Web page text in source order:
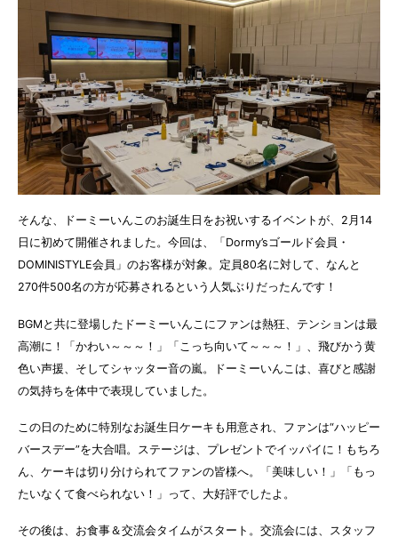
そんな、ドーミーいんこのお誕生日をお祝いするイベントが、2月14
日に初めて開催されました。今回は、「Dormy’sゴールド会員・
DOMINISTYLE会員」のお客様が対象。定員80名に対して、なんと
270件500名の方が応募されるという人気ぶりだったんです！
BGMと共に登場したドーミーいんこにファンは熱狂、テンションは最
高潮に！「かわい～～～！」「こっち向いて～～～！」、飛びかう黄
色い声援、そしてシャッター音の嵐。ドーミーいんこは、喜びと感謝
の気持ちを体中で表現していました。
この日のために特別なお誕生日ケーキも用意され、ファンは“ハッピー
バースデー”を大合唱。ステージは、プレゼントでイッパイに！もちろ
ん、ケーキは切り分けられてファンの皆様へ。「美味しい！」「もっ
たいなくて食べられない！」って、大好評でしたよ。
その後は、お食事＆交流会タイムがスタート。交流会には、スタッフ